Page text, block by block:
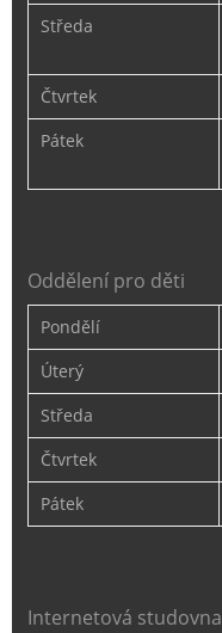
Středa
Čtvrtek
Pátek
Oddělení pro děti
Pondělí
Úterý
Středa
Čtvrtek
Pátek
Internetová studovna